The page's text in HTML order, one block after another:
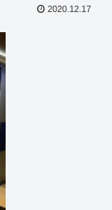
2020.12.17